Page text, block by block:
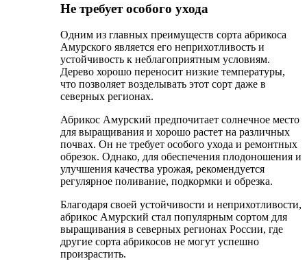
Не требует особого ухода
Одним из главных преимуществ сорта абрикоса
Амурского является его неприхотливость и
устойчивость к неблагоприятным условиям.
Дерево хорошо переносит низкие температуры,
что позволяет возделывать этот сорт даже в
северных регионах.
Абрикос Амурский предпочитает солнечное место
для выращивания и хорошо растет на различных
почвах. Он не требует особого ухода и ремонтных
обрезок. Однако, для обеспечения плодоношения и
улучшения качества урожая, рекомендуется
регулярное поливание, подкормки и обрезка.
Благодаря своей устойчивости и неприхотливости,
абрикос Амурский стал популярным сортом для
выращивания в северных регионах России, где
другие сорта абрикосов не могут успешно
произрастить.